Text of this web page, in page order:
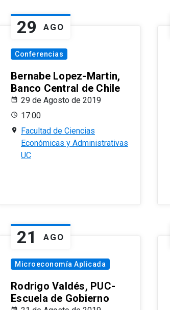
29 AGO
Conferencias
Bernabe Lopez-Martin,
Banco Central de Chile
29 de Agosto de 2019
17:00
Facultad de Ciencias
Económicas y Administrativas
UC
21 AGO
Microeconomía Aplicada
Rodrigo Valdés, PUC-
Escuela de Gobierno